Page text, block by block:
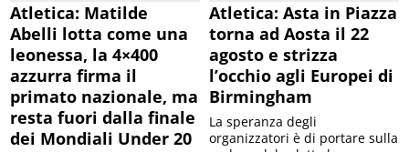
Atletica: Matilde
Abelli lotta come una
leonessa, la 4×400
azzurra firma il
primato nazionale, ma
resta fuori dalla finale
dei Mondiali Under 20
Atletica: Asta in Piazza
torna ad Aosta il 22
agosto e strizza
l’occhio agli Europei di
Birmingham
La speranza degli
organizzatori è di portare sulla